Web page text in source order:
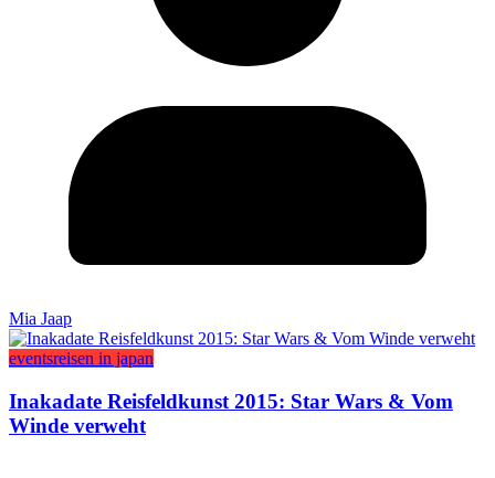
Mia Jaap
eventsreisen in japan
Inakadate Reisfeldkunst 2015: Star Wars & Vom
Winde verweht